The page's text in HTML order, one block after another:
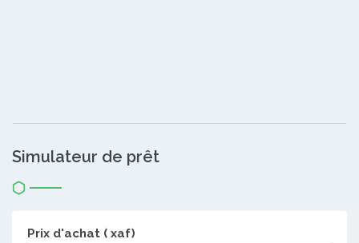
Simulateur de prêt
Prix d'achat ( xaf)